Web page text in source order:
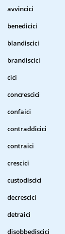
avvincici
benedicici
blandiscici
brandiscici
cici
concrescici
confaici
contraddicici
contraici
crescici
custodiscici
decrescici
detraici
disobbediscici